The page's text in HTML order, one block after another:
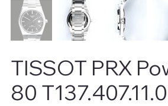
TISSOT PRX
80